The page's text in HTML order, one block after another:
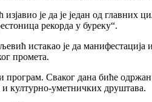
је да је један од
рекорда у буреку“.
истакао је да манифестација
промета.
програм. Сваког дана биће
и културно-уметничких друштава.